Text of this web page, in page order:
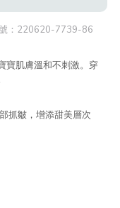
： 220620-7739-86
寶肌膚溫和不刺激。穿
抓皺，增添甜美層次